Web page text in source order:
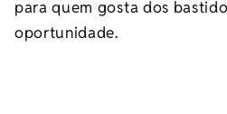
para quem gosta dos
oportunidade.